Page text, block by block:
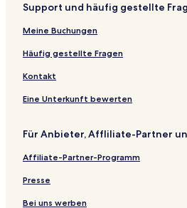
Support und häufig gestellte
Meine Buchungen
Häufig gestellte Fragen
Kontakt
Eine Unterkunft bewerten
Für Anbieter, Affliliate-Partner
Affiliate-Partner-Programm
Presse
Bei uns werben